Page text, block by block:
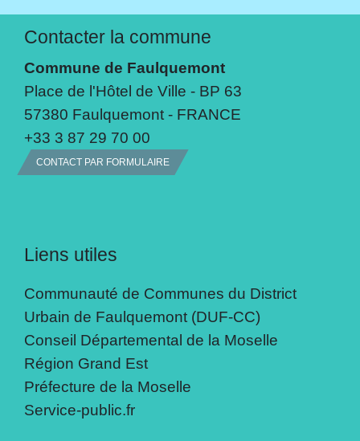
Contacter la commune
Commune de Faulquemont
Place de l'Hôtel de Ville - BP 63
57380 Faulquemont - FRANCE
+33 3 87 29 70 00
CONTACT PAR FORMULAIRE
Liens utiles
Communauté de Communes du District
Urbain de Faulquemont (DUF-CC)
Conseil Départemental de la Moselle
Région Grand Est
Préfecture de la Moselle
Service-public.fr